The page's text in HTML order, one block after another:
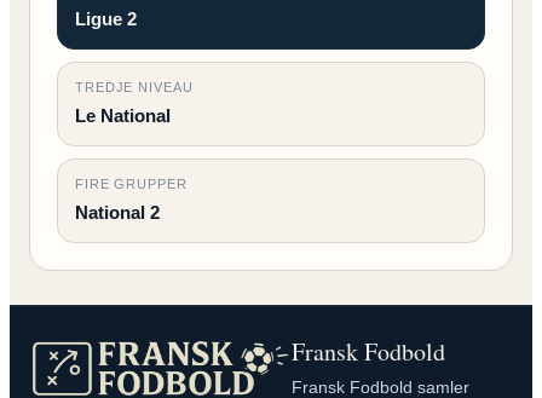
Ligue 2
TREDJE NIVEAU
Le National
FIRE GRUPPER
National 2
Fransk Fodbold
Fransk Fodbold samler